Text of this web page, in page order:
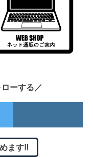
ーする／
ます‼︎